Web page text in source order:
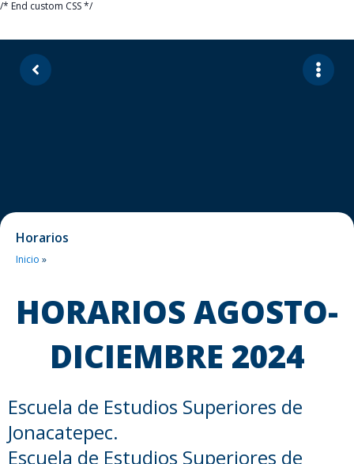
/* End custom CSS */
Horarios
Inicio »
HORARIOS AGOSTO-
DICIEMBRE 2024
Escuela de Estudios Superiores de
Jonacatepec.
Escuela de Estudios Superiores de